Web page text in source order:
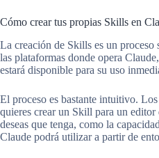
Cómo crear tus propias Skills en
La creación de Skills es un proceso
las plataformas donde opera
estará disponible para su uso
El proceso es bastante intuitivo.
quieres crear un Skill para un editor
deseas que tenga, como la
Claude podrá utilizar a partir de